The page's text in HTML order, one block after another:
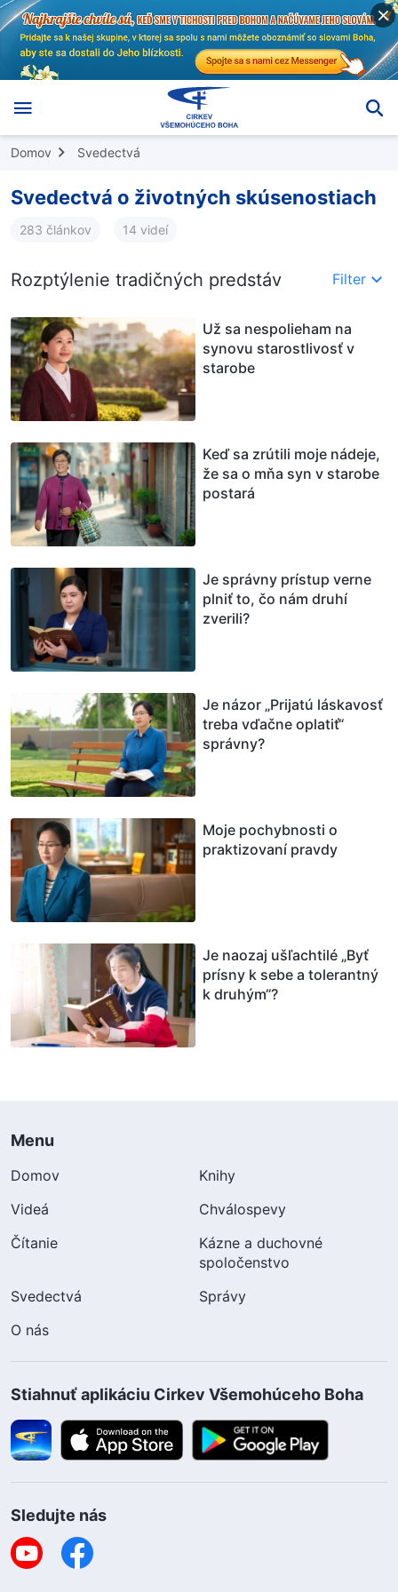
Domov Svedectvá
Svedectvá o životných skúsenostiach
283 článkov 14 videí
Rozptýlenie tradičných predstáv Filter
Už sa nespolieham na
synovu starostlivosť v
starobe
Keď sa zrútili moje nádeje,
že sa o mňa syn v starobe
postará
Je správny prístup verne
plniť to, čo nám druhí
zverili?
Je názor „Prijatú láskavosť
treba vďačne oplatiť“
správny?
Moje pochybnosti o
praktizovaní pravdy
Je naozaj ušľachtilé „Byť
prísny k sebe a tolerantný
k druhým“?
Menu
Domov
Knihy
Videá
Chválospevy
Čítanie
Kázne a duchovné
spoločenstvo
Svedectvá
Správy
O nás
Stiahnuť aplikáciu Cirkev Všemohúceho Boha
Sledujte nás